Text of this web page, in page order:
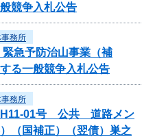
競争入札公告
務所
急予防治山事業（補
る一般競争入札公告
務所
01号 公共 道路メン
（国補正）（翌債）巣之